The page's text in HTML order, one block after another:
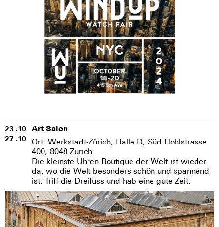
23 .10
27 .10
Art Salon
Ort: Werkstadt-Zürich, Halle D, Süd Hohlstrasse
400, 8048 Zürich
Die kleinste Uhren-Boutique der Welt ist wieder
da, wo die Welt besonders schön und spannend
ist. Triff die Dreifuss und hab eine gute Zeit.